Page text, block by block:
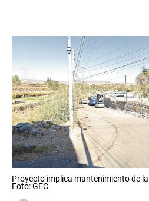
Proyecto implica mantenimiento de
Foto: GEC.